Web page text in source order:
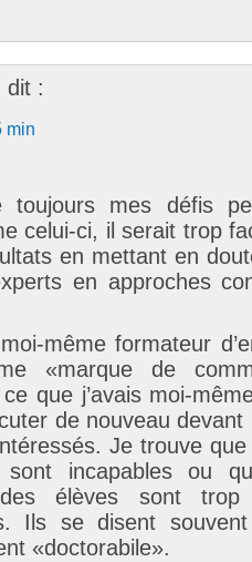
dit :
min
toujours mes défis
celui-ci, il serait trop
en mettant en
en approches
même formateur
«marque de
que j’avais moi-
de nouveau
Je trouve
sont incapables ou
des élèves sont trop
Ils se disent souvent
«doctorabile».